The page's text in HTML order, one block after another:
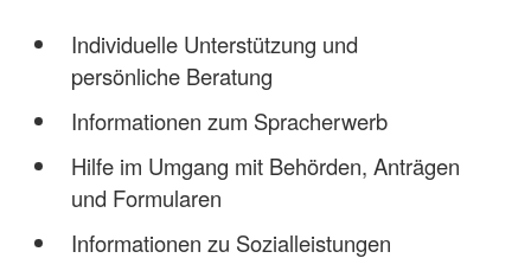
Individuelle Unterstützung und
persönliche Beratung
Informationen zum Spracherwerb
Hilfe im Umgang mit Behörden, Anträgen
und Formularen
Informationen zu Sozialleistungen